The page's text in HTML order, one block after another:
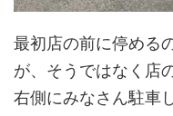
最初店の前に停める
が、そうではなく店
右側にみなさん駐車